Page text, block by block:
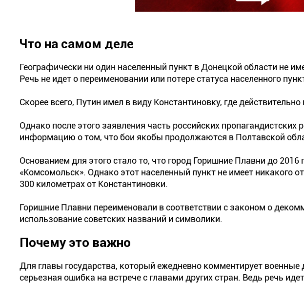
Что на самом деле
Географически ни один населенный пункт в Донецкой области не
Речь не идет о переименовании или потере статуса населенного
Скорее всего, Путин имел в виду Константиновку, где
Однако после этого заявления часть российских пропагандистских
информацию о том, что бои якобы продолжаются в Полтавской
Основанием для этого стало то, что город Горишние Плавни до 2016
«Комсомольск». Однако этот населенный пункт не имеет никакого
300 километрах от Константиновки.
Горишние Плавни переименовали в соответствии с законом о
использование советских названий и символики.
Почему это важно
Для главы государства, который ежедневно комментирует военные
серьезная ошибка на встрече с главами других стран. Ведь речь